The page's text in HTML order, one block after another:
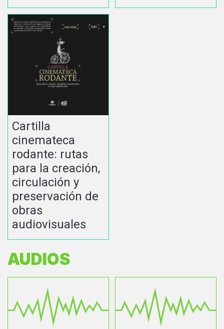
Cartilla
cinemateca
rodante: rutas
para la creación,
circulación y
preservación de
obras
audiovisuales
AUDIOS